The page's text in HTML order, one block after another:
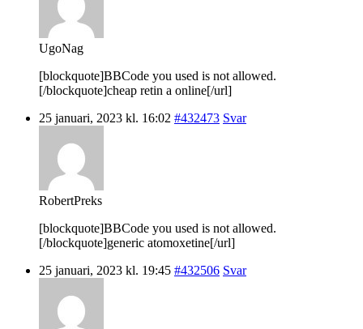
UgoNag
[blockquote]BBCode you used is not allowed.
[/blockquote]cheap retin a online[/url]
25 januari, 2023 kl. 16:02 #432473 Svar
RobertPreks
[blockquote]BBCode you used is not allowed.
[/blockquote]generic atomoxetine[/url]
25 januari, 2023 kl. 19:45 #432506 Svar